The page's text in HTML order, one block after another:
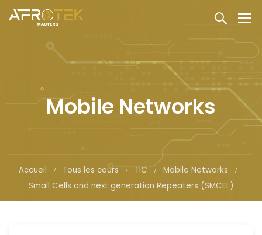
Mobile Networks
Accueil Tous les cours TIC
Mobile Networks
Small Cells and next generation Repeaters (SMCEL)